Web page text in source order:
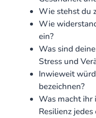
Wie stehst du
Wie
ein?
Was sind
Stress und
Inwieweit
bezeichnen?
Was macht ihr
Resilienz